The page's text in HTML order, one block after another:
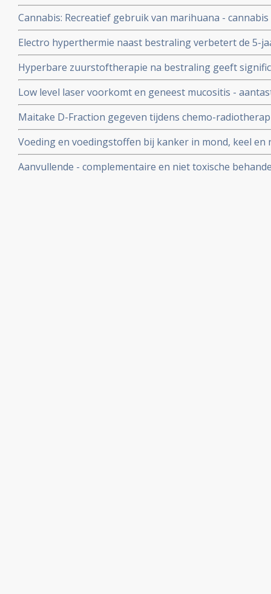
bestraling vermindert significant bijwerkingen en
neuskeelkankerpatiënten van 35,7 naar 50 procent
Cannabis: Recreatief gebruik van marihuana -
leven ( depressie, pijn, angst, eetlust) bij nieuw
keelkanker copy 1
Electro hyperthermie naast bestraling verbetert de 5-
(79 vs 91 procent) bij patienten met neuskanker.
meer complete remissies copy 1
Hyperbare zuurstoftherapie na bestraling geeft
bij patienten die bestraald zijn voor kanker in mond en
Low level laser voorkomt en geneest mucositis -
mond veroorzaakt door stamceltransplantatie, chemo
Nederlands apparaatje ook zelf thuis te gebruiken.
Maitake D-Fraction gegeven tijdens chemo-
vergevorderde mond- en keelkanker vermindert sterk
en bestraling en verbetert kwaliteit van leven
Voeding en voedingstoffen bij kanker in mond, keel en
belangrijke studies
Aanvullende - complementaire en niet toxische